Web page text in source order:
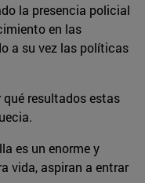
la presencia policial
en las
a su vez las políticas
qué resultados estas
es un enorme y
vida, aspiran a entrar